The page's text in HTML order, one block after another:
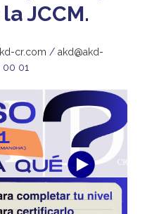
JCCM.
cr.com / akd@akd-
00 01